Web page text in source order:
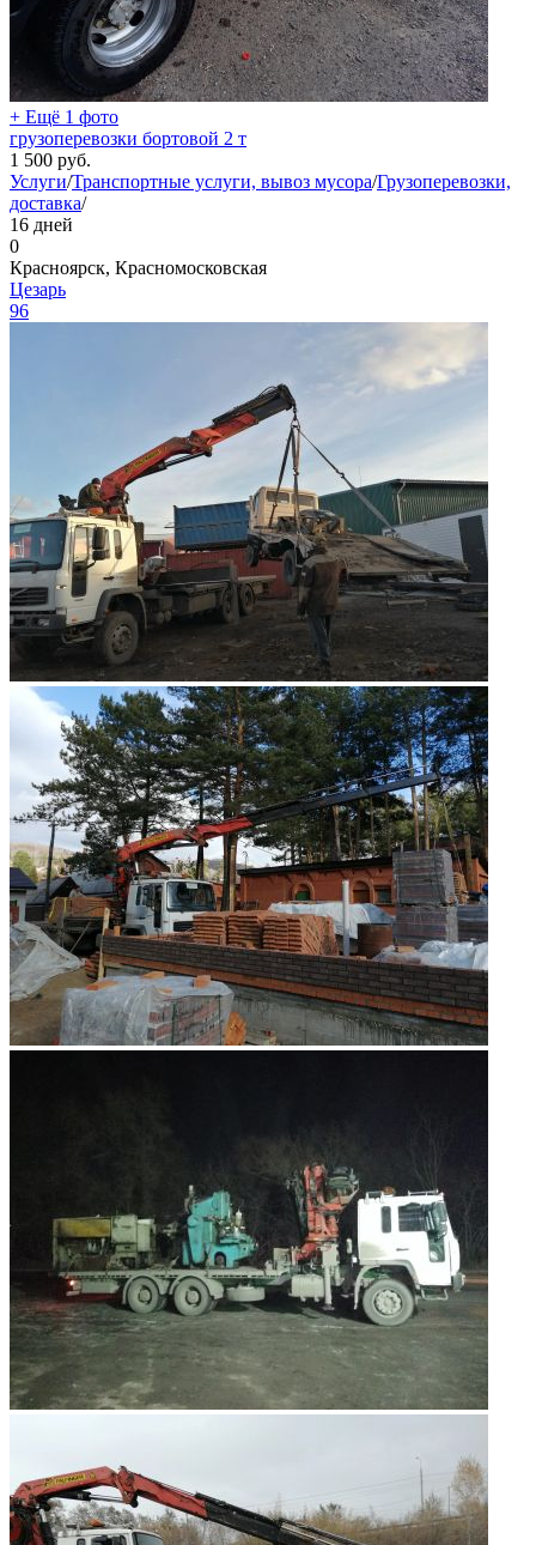
+ Ещё 1 фото
грузоперевозки бортовой 2 т
1 500 руб.
Услуги/Транспортные услуги, вывоз мусора/Грузоперевозки,
доставка/
16 дней
0
Красноярск, Красномосковская
Цезарь
96